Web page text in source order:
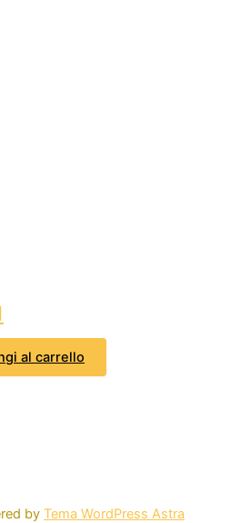
al carrello
by Tema WordPress Astra